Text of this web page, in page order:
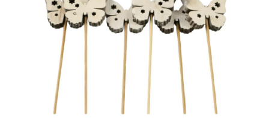
hviezdičiek.